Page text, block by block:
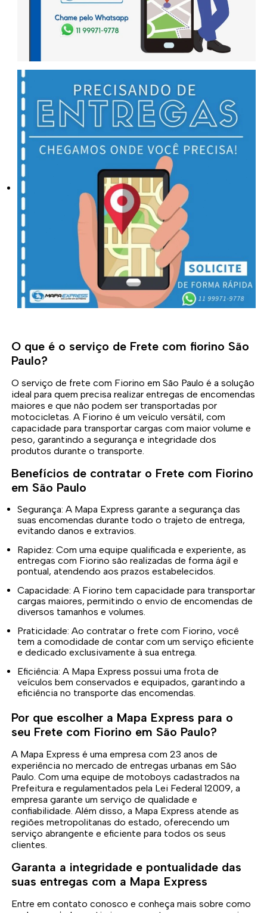
O que é o serviço de Frete com fiorino São
Paulo?
O serviço de frete com Fiorino em São Paulo é a solução
ideal para quem precisa realizar entregas de encomendas
maiores e que não podem ser transportadas por
motocicletas. A Fiorino é um veículo versátil, com
capacidade para transportar cargas com maior volume e
peso, garantindo a segurança e integridade dos
produtos durante o transporte.
Benefícios de contratar o Frete com Fiorino
em São Paulo
Segurança: A Mapa Express garante a segurança das
suas encomendas durante todo o trajeto de entrega,
evitando danos e extravios.
Rapidez: Com uma equipe qualificada e experiente, as
entregas com Fiorino são realizadas de forma ágil e
pontual, atendendo aos prazos estabelecidos.
Capacidade: A Fiorino tem capacidade para transportar
cargas maiores, permitindo o envio de encomendas de
diversos tamanhos e volumes.
Praticidade: Ao contratar o frete com Fiorino, você
tem a comodidade de contar com um serviço eficiente
e dedicado exclusivamente à sua entrega.
Eficiência: A Mapa Express possui uma frota de
veículos bem conservados e equipados, garantindo a
eficiência no transporte das encomendas.
Por que escolher a Mapa Express para o
seu Frete com Fiorino em São Paulo?
A Mapa Express é uma empresa com 23 anos de
experiência no mercado de entregas urbanas em São
Paulo. Com uma equipe de motoboys cadastrados na
Prefeitura e regulamentados pela Lei Federal 12009, a
empresa garante um serviço de qualidade e
confiabilidade. Além disso, a Mapa Express atende as
regiões metropolitanas do estado, oferecendo um
serviço abrangente e eficiente para todos os seus
clientes.
Garanta a integridade e pontualidade das
suas entregas com a Mapa Express
Entre em contato conosco e conheça mais sobre como